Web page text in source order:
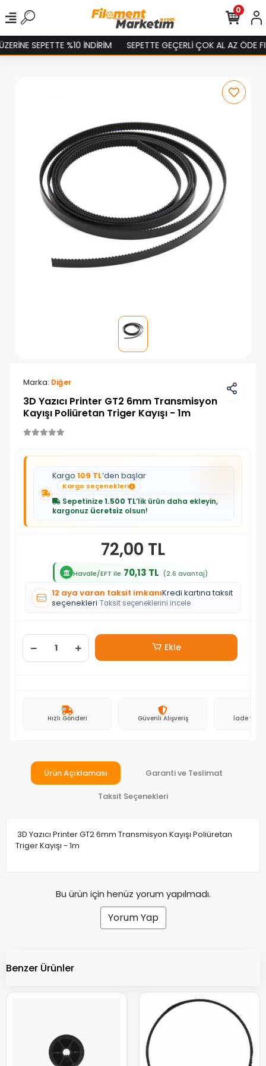
SEPETTE %10 İNDİRİM SEPETTE GEÇERLİ ÇOK AL AZ ÖDE
0
Marka: Diğer
3D Yazıcı Printer GT2 6mm Transmisyon
Kayışı Poliüretan Triger Kayışı - 1m
Kargo 109 TL’den başlar
Kargo seçenekleri
Sepetinize1.500 TL’lik ürün daha ekleyin,
kargonuz ücretsiz olsun!
72,00 TL
Havale/EFT ile 70,13 TL (2.6 avantaj)
12 aya varan taksit imkanıKredi kartına taksit
seçenekleri Taksit seçeneklerini incele
Ekle
Hızlı Gönderi Güvenli Alışveriş İade ve
Ürün Açıklaması Garanti ve Teslimat
Taksit Seçenekleri
3D Yazıcı Printer GT2 6mm Transmisyon Kayışı Poliüretan
Triger Kayışı - 1m
Bu ürün için henüz yorum yapılmadı.
Yorum Yap
Benzer Ürünler